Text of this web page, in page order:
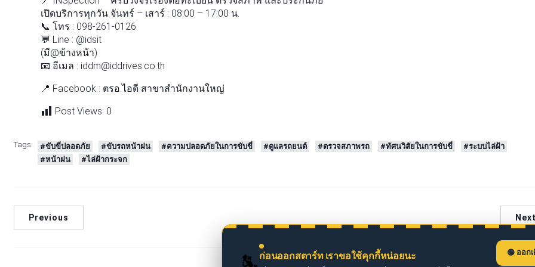
ก่อนออกสตาร์ท เราขอใช้คุกกี้หน่อยนะ ออก
เปิดบริการทุกวัน จันทร์ – เสาร์ : 08:00 – 17:00 น.
📞 โทร : 098-261-0126
💬 Line : @idsit
(มี@ข้างหน้า)
📧 อีเมล : iddm@iddrives.co.th
📍 Facebook : ตรอ.ไอดี สาขาสำนักงานใหญ่
Post Views: 0
Tags: #ขับขี่ปลอดภัย #ขับรถหน้าฝน #ความปลอดภัยในการขับขี่ #ดูแลรถยนต์ #ตรวจสภาพรถ #ทัศนวิสัยในการขับขี่
#ระบบไล่ฝ้า
#หน้าฝน
#ไล่ฝ้ากระจก
Previous Next